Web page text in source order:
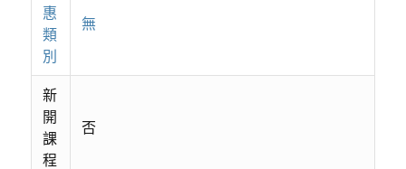
惠
類
別
無
新
開
課
程
否